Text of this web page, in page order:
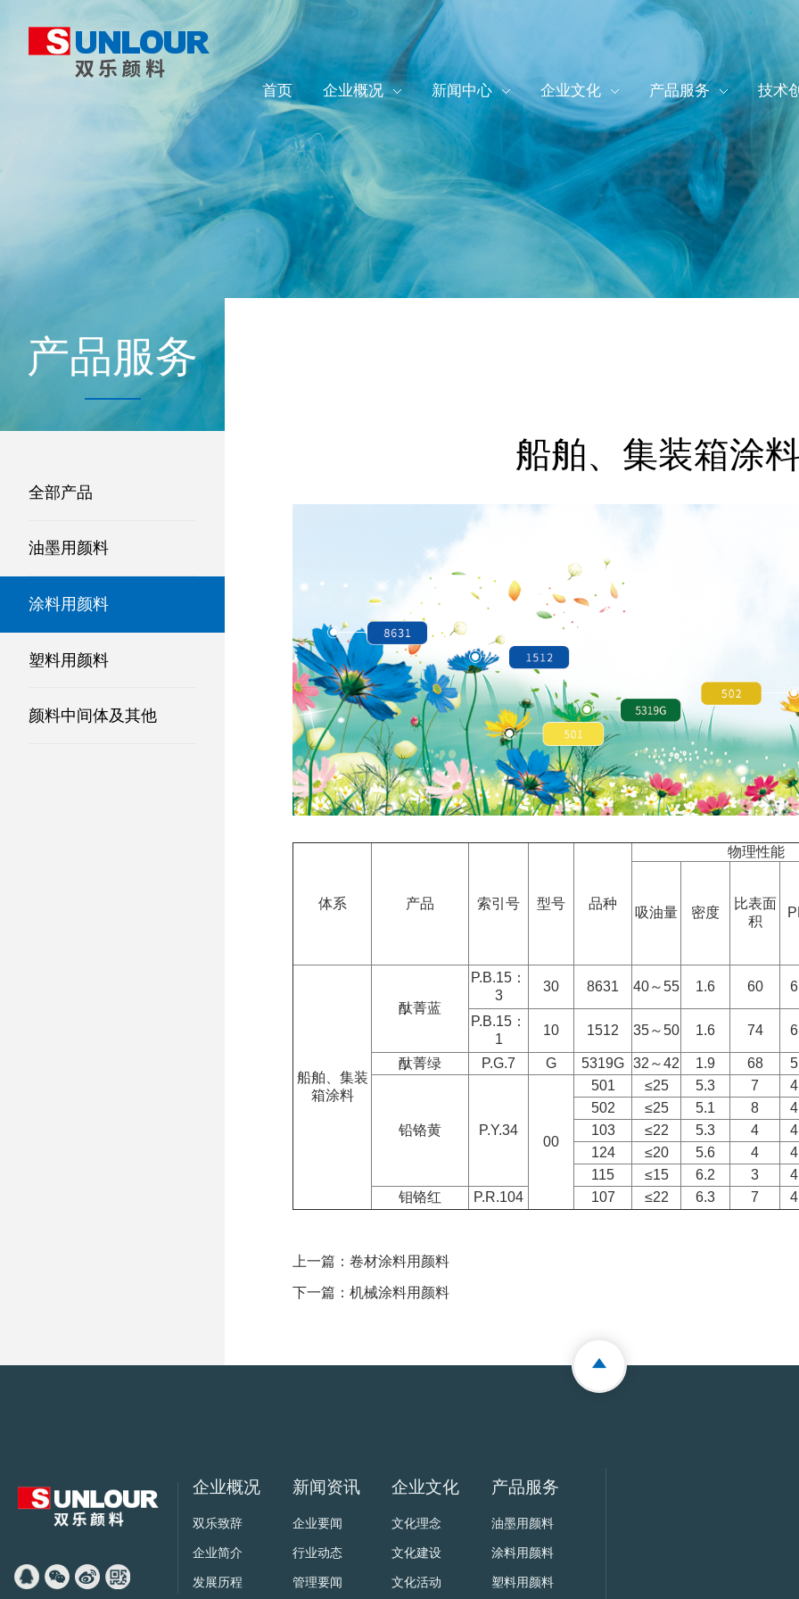
首页 企业概况 新闻中心 企业文化 产品服务 技术
产品服务
全部产品
油墨用颜料
涂料用颜料
塑料用颜料
颜料中间体及其他
船舶、集装箱涂
体系 产品 索引号 型号 品种
物理性能
吸油量 密度
比表面
积
船舶、集装
箱涂料
酞菁蓝
P.B.15 ：
3
30 8631 40～55 1.6 60
P.B.15 ：
1
10 1512 35～50 1.6 74 6
酞菁绿 P.G.7 G 5319G 32 ～42 1.9 68 5
铅铬黄 P.Y.34
00
501 ≤25 5.3 7
502
≤25 5.1 8
103
≤22 5.3 4
124
≤20 5.6 4
115
≤15 6.2 3
钼铬红
P.R.104 107 ≤22 6.3 7
上一篇：卷材涂料用颜料
下一篇：机械涂料用颜料
企业概况
双乐致辞
企业简介
发展历程
新闻资讯
企业要闻
行业动态
管理要闻
企业文化
文化理念
文化建设
文化活动
产品服务
油墨用颜料
涂料用颜料
塑料用颜料